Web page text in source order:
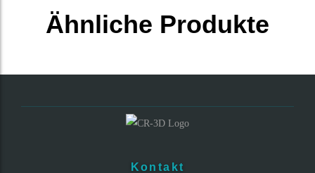
Ähnliche Produkte
Kontakt